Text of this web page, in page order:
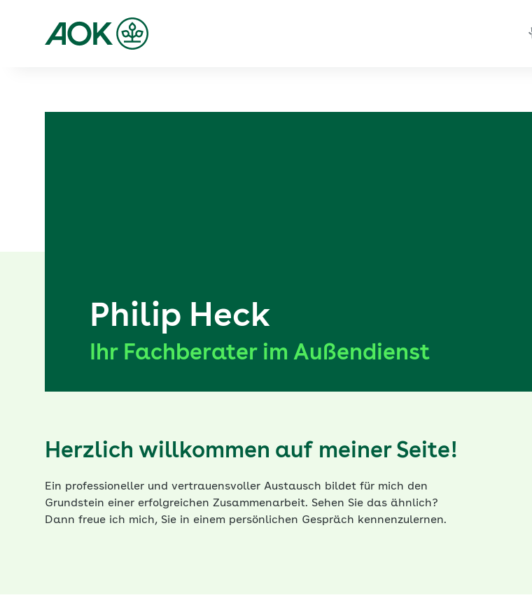
Philip Heck
Ihr Fachberater im Außendienst
Herzlich willkommen auf meiner Seite!
Ein professioneller und vertrauensvoller Austausch bildet für mich den
Grundstein einer erfolgreichen Zusammenarbeit. Sehen Sie das ähnlich?
Dann freue ich mich, Sie in einem persönlichen Gespräch kennenzulernen.